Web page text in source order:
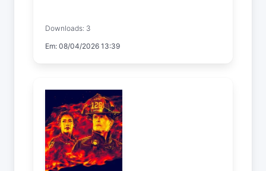
Temp. 5 EP. 8
Downloads: 3
Em: 08/04/2026 13:39